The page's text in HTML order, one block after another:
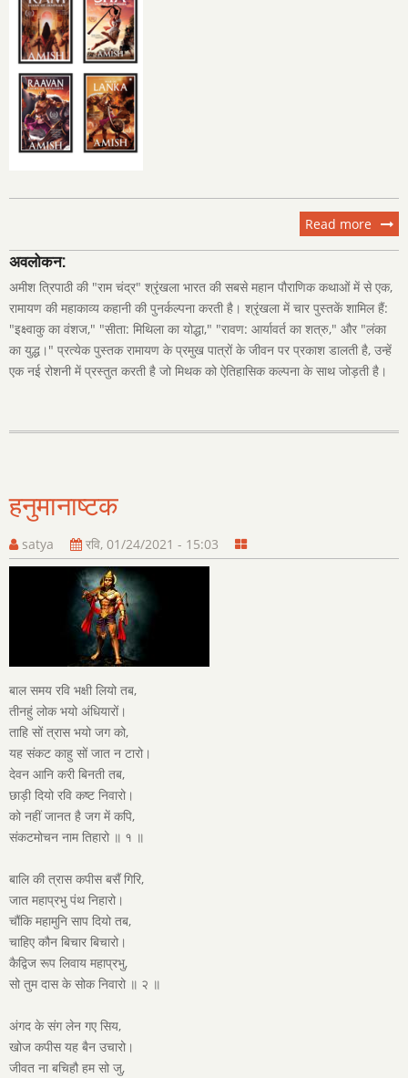
Read more about
शृंखला
अवलोकन:
अमीश त्रिपाठी की "राम चंद्र" श्रृंखला भारत की सबसे महान पौराणिक कथाओं में से एक,
रामायण की महाकाव्य कहानी की पुनर्कल्पना करती है। श्रृंखला में चार पुस्तकें शामिल हैं:
"इक्ष्वाकु का वंशज," "सीता: मिथिला का योद्धा," "रावण: आर्यावर्त का शत्रु," और "लंका
का युद्ध।" प्रत्येक पुस्तक रामायण के प्रमुख पात्रों के जीवन पर प्रकाश डालती है, उन्हें
एक नई रोशनी में प्रस्तुत करती है जो मिथक को ऐतिहासिक कल्पना के साथ जोड़ती है।
हनुमानाष्टक
satya रवि, 01/24/2021 - 15:03
बाल समय रवि भक्षी लियो तब,
तीनहुं लोक भयो अंधियारों।
ताहि सों त्रास भयो जग को,
यह संकट काहु सों जात न टारो।
देवन आनि करी बिनती तब,
छाड़ी दियो रवि कष्ट निवारो।
को नहीं जानत है जग में कपि,
संकटमोचन नाम तिहारो ॥ १ ॥
बालि की त्रास कपीस बसैं गिरि,
जात महाप्रभु पंथ निहारो।
चौंकि महामुनि साप दियो तब,
चाहिए कौन बिचार बिचारो।
कैद्विज रूप लिवाय महाप्रभु,
सो तुम दास के सोक निवारो ॥ २ ॥
अंगद के संग लेन गए सिय,
खोज कपीस यह बैन उचारो।
जीवत ना बचिहौ हम सो जु,